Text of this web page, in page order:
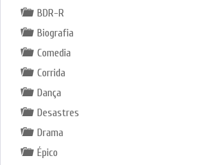
BDR-R
Biografia
Comedia
Corrida
Dança
Desastres
Drama
Épico